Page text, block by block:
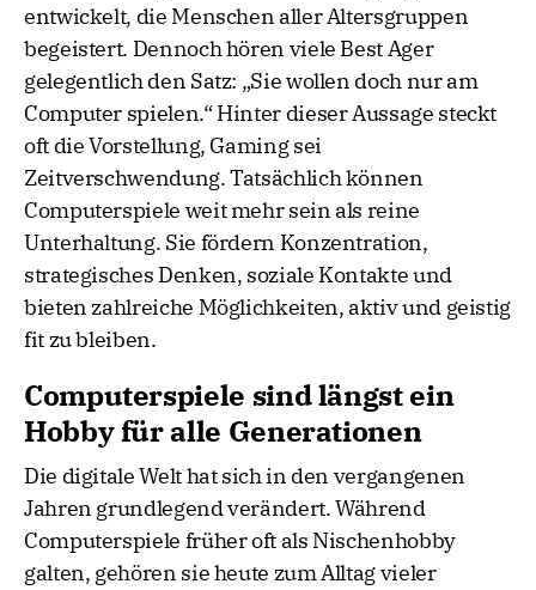
entwickelt, die Menschen aller Altersgruppen
begeistert. Dennoch hören viele Best Ager
gelegentlich den Satz: „Sie wollen doch nur am
Computer spielen.“ Hinter dieser Aussage steckt
oft die Vorstellung, Gaming sei
Zeitverschwendung. Tatsächlich können
Computerspiele weit mehr sein als reine
Unterhaltung. Sie fördern Konzentration,
strategisches Denken, soziale Kontakte und
bieten zahlreiche Möglichkeiten, aktiv und geistig
fit zu bleiben.
Computerspiele sind längst ein
Hobby für alle Generationen
Die digitale Welt hat sich in den vergangenen
Jahren grundlegend verändert. Während
Computerspiele früher oft als Nischenhobby
galten, gehören sie heute zum Alltag vieler